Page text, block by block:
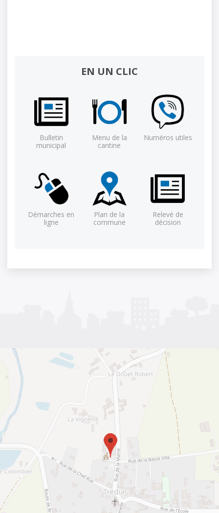
EN UN CLIC
Bulletin
municipal
Menu de la
cantine
Numéros utiles
Démarches en
ligne
Plan de la
commune
Relevé de
décision